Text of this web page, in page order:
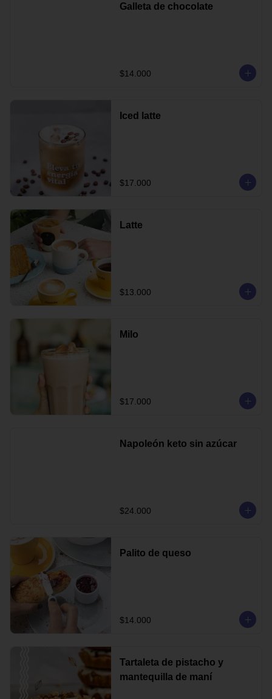
Galleta de chocolate
$14.000
Iced latte
$17.000
Latte
$13.000
Milo
$17.000
Napoleón keto sin azúcar
$24.000
Palito de queso
$14.000
Tartaleta de pistacho y
mantequilla de maní